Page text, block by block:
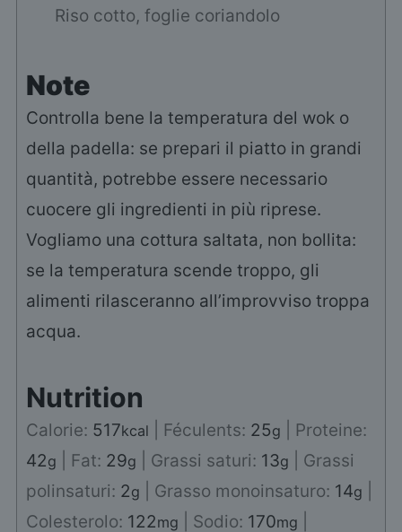
Riso cotto, foglie coriandolo
Note
Controlla bene la temperatura del wok o
della padella: se prepari il piatto in grandi
quantità, potrebbe essere necessario
cuocere gli ingredienti in più riprese.
Vogliamo una cottura saltata, non bollita:
se la temperatura scende troppo, gli
alimenti rilasceranno all’improvviso troppa
acqua.
Nutrition
Calorie: 517kcal Féculents: 25g
Proteine:
42g Fat: 29g Grassi saturi: 13g
Grassi
polinsaturi: 2g Grasso monoinsaturo: 14g
Colesterolo: 122mg Sodio: 170mg